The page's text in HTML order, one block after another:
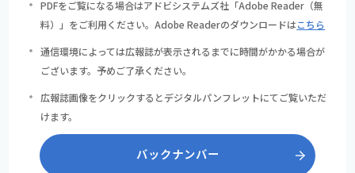
PDFをご覧になる場合はアドビシステムズ社「Adobe Reader（無
料）」をご利用ください。Adobe Readerのダウンロードはこちら
通信環境によっては広報誌が表示されるまでに時間がかかる場合が
ございます。予めご了承ください。
広報誌画像をクリックするとデジタルパンフレットにてご覧いただ
けます。
バックナンバー